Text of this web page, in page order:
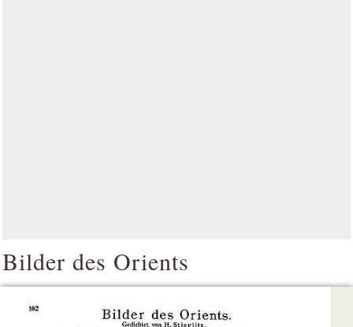
Bilder des Orients